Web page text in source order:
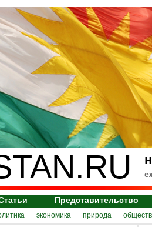
Представительство
экономика природа